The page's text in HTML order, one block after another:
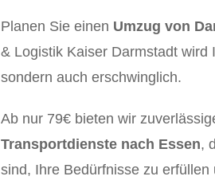
Planen Sie einen Umzug von
& Logistik Kaiser Darmstadt wird
sondern auch erschwinglich.
Ab nur 79€ bieten wir
Transportdienste nach Essen,
sind, Ihre Bedürfnisse zu